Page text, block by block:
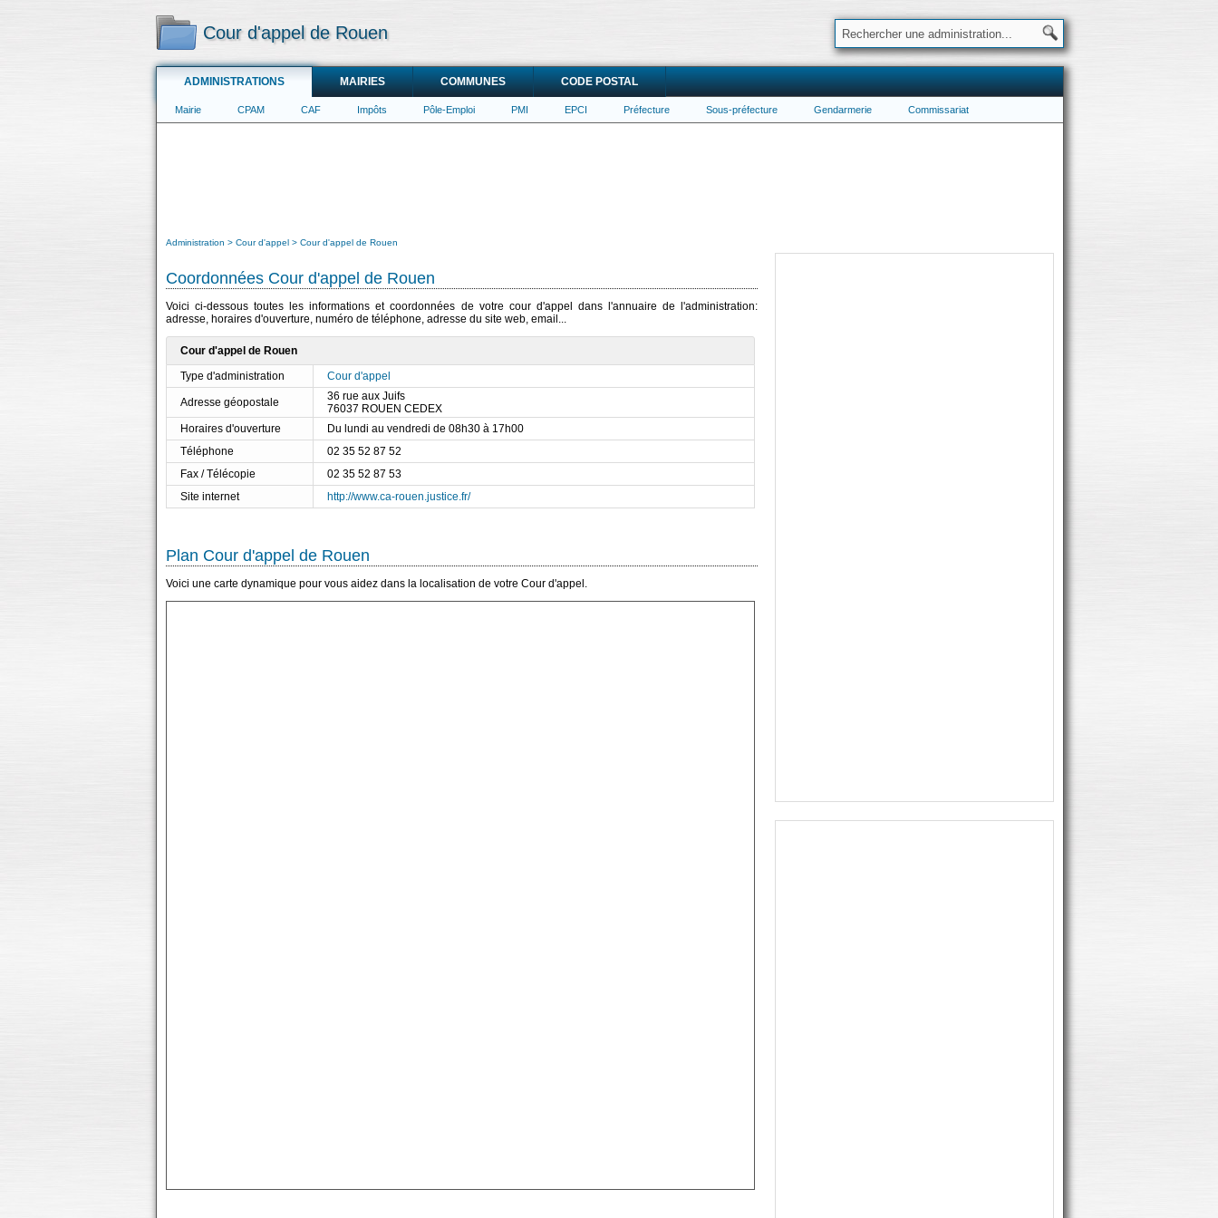
Cour d'appel de Rouen
ADMINISTRATIONS MAIRIES COMMUNES CODE POSTAL
Mairie CPAM CAF Impôts Pôle-Emploi PMI EPCI Préfecture Sous-préfecture Gendarmerie Commissariat
Administration Cour d'appel Cour d'appel de Rouen
Coordonnées Cour d'appel de Rouen
Voici ci-dessous toutes les informations et coordonnées de votre cour d'appel dans l'annuaire de l'administration:
adresse, horaires d'ouverture, numéro de téléphone, adresse du site web, email...
Cour d'appel de Rouen
Type d'administration
Cour d'appel
Adresse géopostale
36 rue aux Juifs
76037 ROUEN CEDEX
Horaires d'ouverture
Du lundi au vendredi de 08h30 à 17h00
Téléphone
02 35 52 87 52
Fax / Télécopie
02 35 52 87 53
Site internet
http://www.ca-rouen.justice.fr/
Plan Cour d'appel de Rouen
Voici une carte dynamique pour vous aidez dans la localisation de votre Cour d'appel.